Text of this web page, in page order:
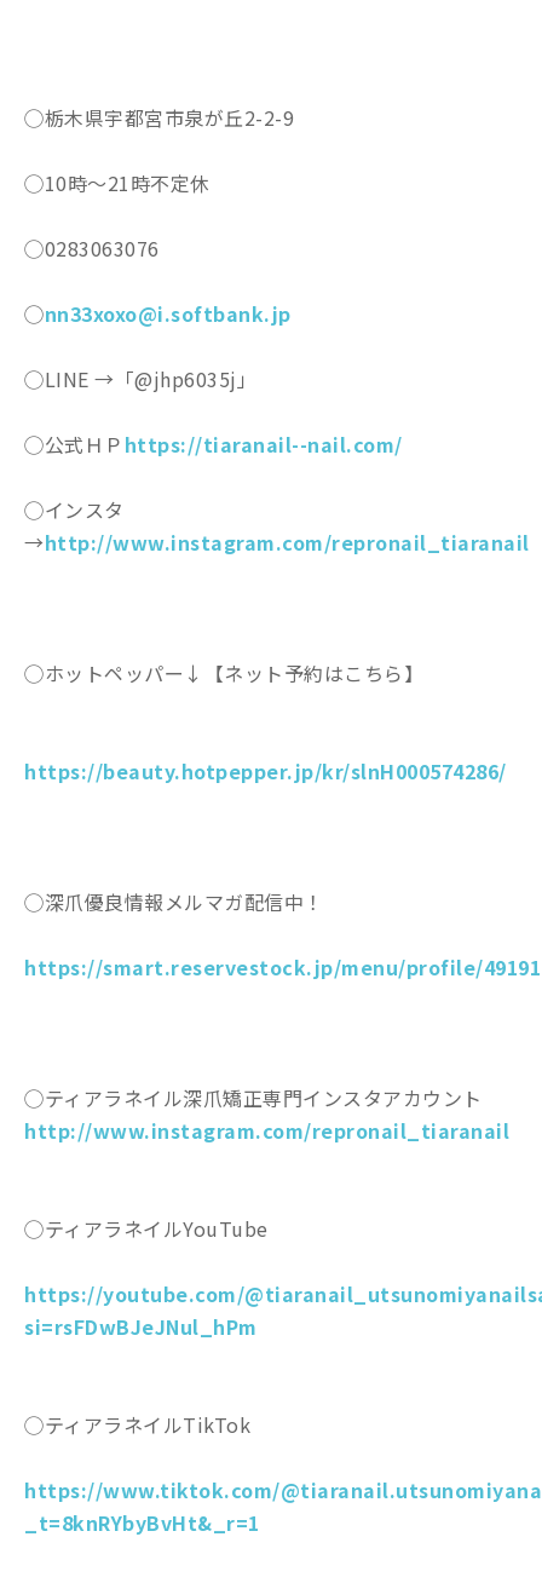
◯栃木県宇都宮市泉が丘2-2-9
◯10時〜21時不定休
◯0283063076
◯nn33xoxo@i.softbank.jp
◯LINE →「@jhp6035j」
◯公式ＨＰ https://tiaranail--nail.com/
◯インスタ
→http://www.instagram.com/repronail_tiaranail
◯ホットペッパー↓【ネット予約はこちら】
https://beauty.hotpepper.jp/kr/slnH000574286/
◯深爪優良情報メルマガ配信中！
https://smart.reservestock.jp/menu/profile/49191
◯ティアラネイル深爪矯正専門インスタアカウント
http://www.instagram.com/repronail_tiaranail
◯ティアラネイルYouTube
https://youtube.com/
si=rsFDwBJeJNul_hPm
◯ティアラネイルTikTok
https://www.tiktok.com/
_t=8knRYbyBvHt&_r=1